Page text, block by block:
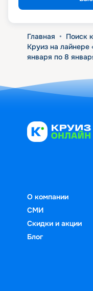
Главная • Поиск
Круиз на лайнере
января по 8
О компании
СМИ
Скидки и акции
Блог